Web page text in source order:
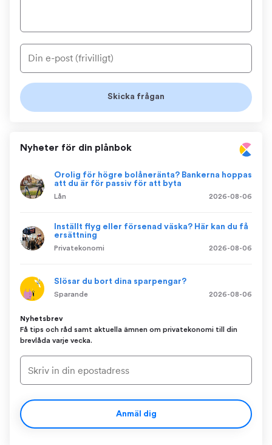
Nyheter för din plånbok
Orolig för högre bolåneränta? Bankerna hoppas
att du är för passiv för att byta
Lån 2026-08-06
Inställt flyg eller försenad väska? Här kan du få
ersättning
Privatekonomi 2026-08-06
Slösar du bort dina sparpengar?
Sparande 2026-08-06
Nyhetsbrev
Få tips och råd samt aktuella ämnen om privatekonomi till din
brevlåda varje vecka.
Anmäl dig